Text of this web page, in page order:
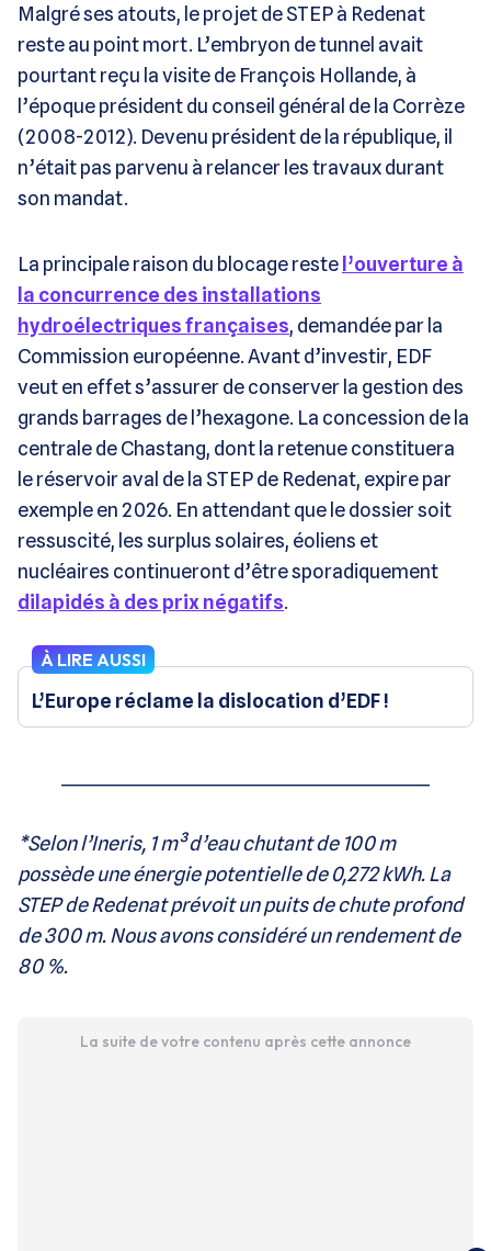
Malgré ses atouts, le projet de STEP à Redenat
reste au point mort. L’embryon de tunnel avait
pourtant reçu la visite de François Hollande, à
l’époque président du conseil général de la Corrèze
(2008-2012). Devenu président de la république, il
n’était pas parvenu à relancer les travaux durant
son mandat.
La principale raison du blocage restel’ouverture à
la concurrence des installations
hydroélectriques françaises, demandée par la
Commission européenne. Avant d’investir, EDF
veut en effet s’assurer de conserver la gestion des
grands barrages de l’hexagone. La concession de la
centrale de Chastang, dont la retenue constituera
le réservoir aval de la STEP de Redenat, expire par
exemple en 2026. En attendant que le dossier soit
ressuscité, les surplus solaires, éoliens et
nucléaires continueront d’être sporadiquement
dilapidés à des prix négatifs.
À LIRE AUSSI
L’Europe réclame la dislocation d’EDF !
*Selon l’Ineris, 1 m³ d’eau chutant de 100 m
possède une énergie potentielle de 0,272 kWh. La
STEP de Redenat prévoit un puits de chute profond
de 300 m. Nous avons considéré un rendement de
80 %.
La suite de votre contenu après cette annonce